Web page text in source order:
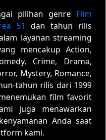
pilihan genre Film
51
dan tahun rilis
layanan streaming
mencakup Action,
Crime, Drama,
Mystery, Romance,
tahun rilis dari 1999
film favorit
juga menawarkan
Anda saat
kami.